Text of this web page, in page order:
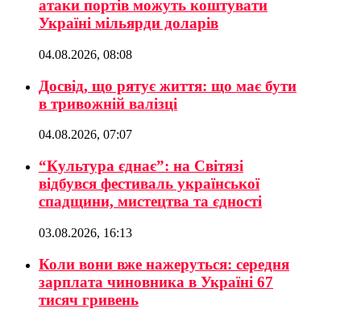
атаки портів можуть коштувати
Україні мільярди доларів
04.08.2026, 08:08
Досвід, що рятує життя: що має бути
в тривожній валізці
04.08.2026, 07:07
“Культура єднає”: на Світязі
відбувся фестиваль української
спадщини, мистецтва та єдності
03.08.2026, 16:13
Коли вони вже нажеруться: середня
зарплата чиновника в Україні 67
тисяч гривень